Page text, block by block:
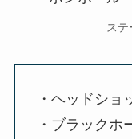
ス
・ヘッドショ
・ブラックホ